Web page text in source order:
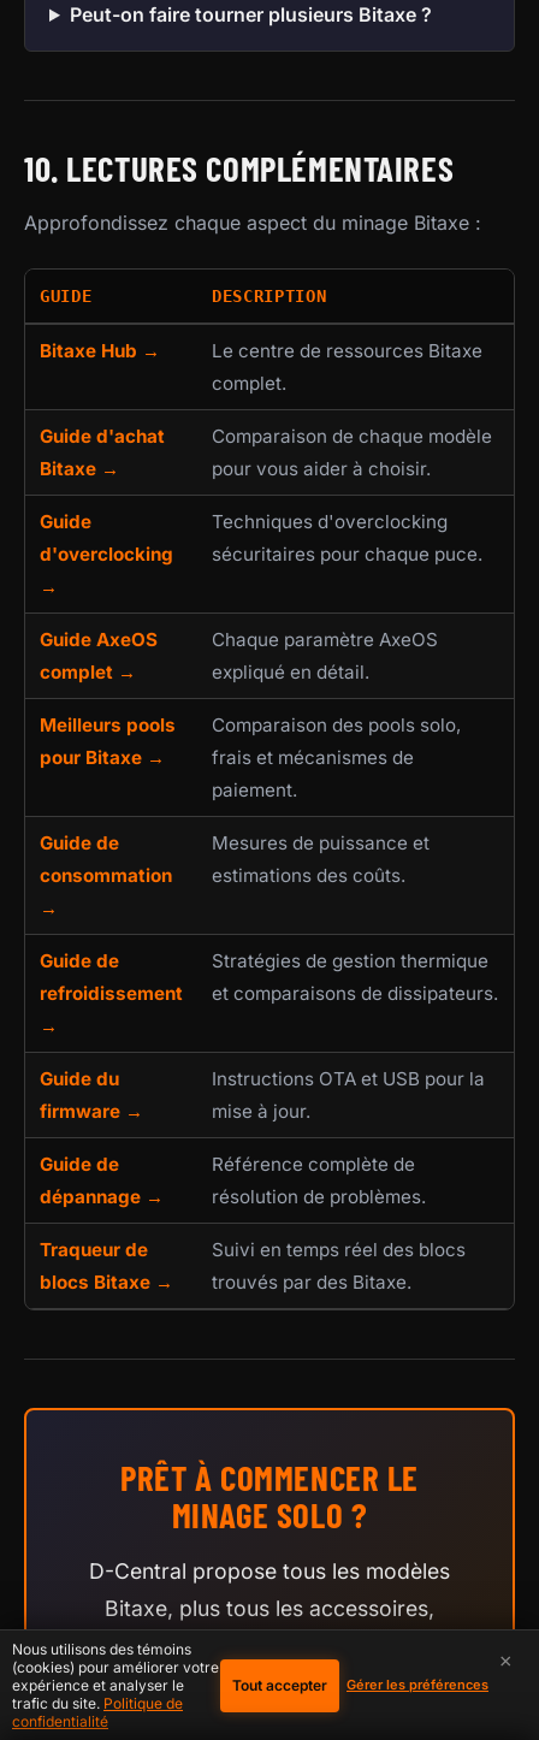
Peut-on faire tourner plusieurs Bitaxe ?
10. LECTURES COMPLÉMENTAIRES
Approfondissez chaque aspect du minage Bitaxe :
GUIDE DESCRIPTION
Bitaxe Hub →
Le centre de ressources Bitaxe
complet.
Guide d'achat
Bitaxe →
Comparaison de chaque modèle
pour vous aider à choisir.
Guide
d'overclocking
→
Techniques d'overclocking
sécuritaires pour chaque puce.
Guide AxeOS
complet →
Chaque paramètre AxeOS
expliqué en détail.
Meilleurs pools
pour Bitaxe →
Comparaison des pools solo,
frais et mécanismes de
paiement.
Guide de
consommation
→
Mesures de puissance et
estimations des coûts.
Guide de
refroidissement
→
Stratégies de gestion thermique
et comparaisons de dissipateurs.
Guide du
firmware →
Instructions OTA et USB pour la
mise à jour.
Guide de
dépannage →
Référence complète de
résolution de problèmes.
Traqueur de
blocs Bitaxe →
Suivi en temps réel des blocs
trouvés par des Bitaxe.
PRÊT À COMMENCER LE
MINAGE SOLO ?
D-Central propose tous les modèles
Bitaxe, plus tous les accessoires,
dissipateurs, alimentations et supports
dont vous avez besoin. Pionniers du
Bitaxe depuis le premier jour —
×
Nous utilisons des témoins
(cookies) pour améliorer votre
expérience et analyser le
trafic du site. Politique de
confidentialité
Tout accepter Gérer les préférences